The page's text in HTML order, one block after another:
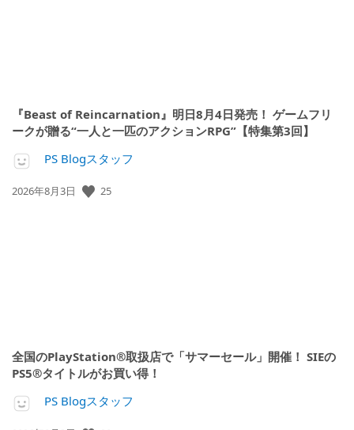
『Beast of Reincarnation』明日8月4日発売！ ゲームフリ
ークが贈る“一人と一匹のアクションRPG”【特集第3回】
PS Blogスタッフ
公
2026年8月3日 25
全国のPlayStation®取扱店で「サマーセール」開催！ SIEの
PS5®タイトルがお買い得！
PS Blogスタッフ